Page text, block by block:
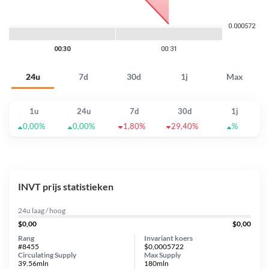
24u 7d 30d 1j Max
1u 24u 7d 30d
1j
0,00%
0,00% 1,80% 29,40% %
INVT prijs statistieken
24u laag / hoog
$0,00
$0,00
Invariant koers
$0,0005722
Circulating Supply
39.56mln
Max Supply
180mln
Rang
#8455